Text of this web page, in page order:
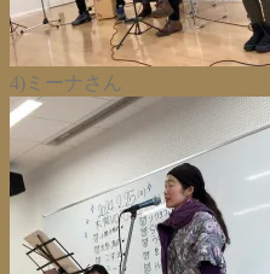
4)ミーナさん